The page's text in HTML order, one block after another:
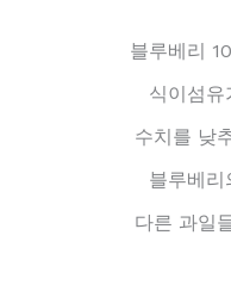
블루베리
식이섬
수치를 낮
블루베
다른 과일